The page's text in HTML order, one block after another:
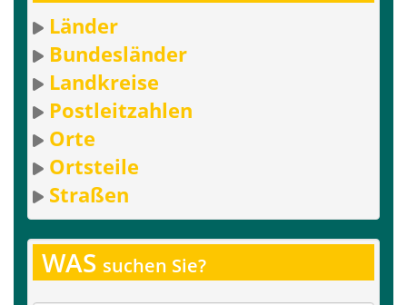
Länder
Bundesländer
Landkreise
Postleitzahlen
Orte
Ortsteile
Straßen
WAS suchen Sie?